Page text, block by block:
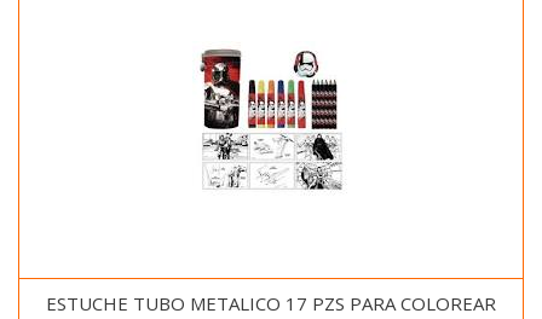
ESTUCHE TUBO METALICO 17 PZS PARA COLOREAR